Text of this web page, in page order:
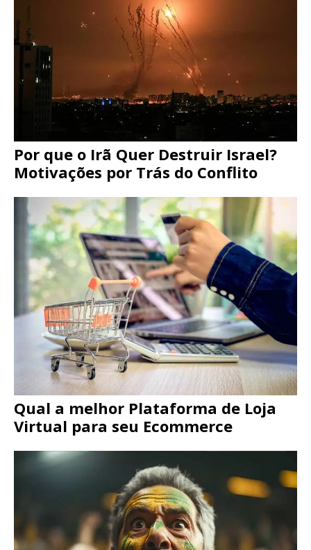
Por que o Irã Quer Destruir Israel?
Motivações por Trás do Conflito
Qual a melhor Plataforma de Loja
Virtual para seu Ecommerce